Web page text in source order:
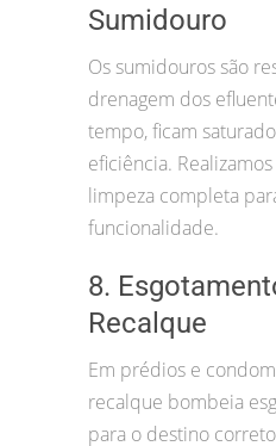
Sumidouro
Os sumidouros são
drenagem dos
tempo, ficam
eficiência.
limpeza completa
funcionalidade.
8.
Recalque
Em prédios e
recalque bombeia
para o destino